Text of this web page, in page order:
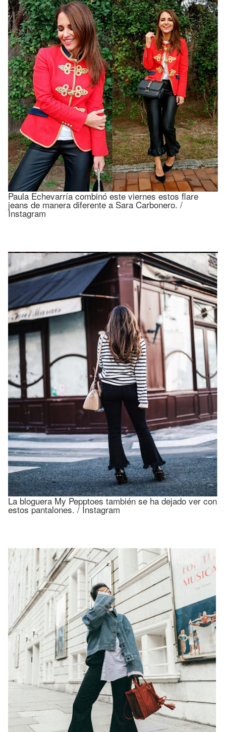
Paula Echevarría combinó este viernes estos flare
jeans de manera diferente a Sara Carbonero. /
Instagram
La bloguera My Pepptoes también se ha dejado ver con
estos pantalones. / Instagram